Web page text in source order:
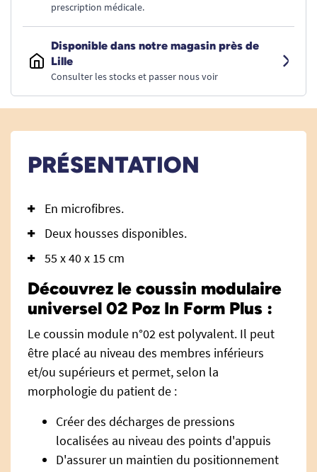
prescription médicale.
Disponible dans notre magasin près de
Lille
Consulter les stocks et passer nous voir
PRÉSENTATION
En microfibres.
Deux housses disponibles.
55 x 40 x 15 cm
Découvrez le coussin modulaire
universel 02 Poz In Form Plus :
Le coussin module n°02 est polyvalent. Il peut
être placé au niveau des membres inférieurs
et/ou supérieurs et permet, selon la
morphologie du patient de :
Créer des décharges de pressions
localisées au niveau des points d'appuis
D'assurer un maintien du positionnement